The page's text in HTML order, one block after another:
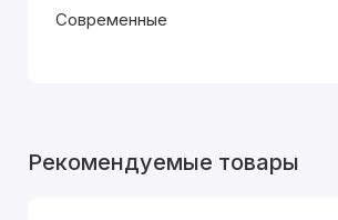
Современные
Рекомендуемые товары